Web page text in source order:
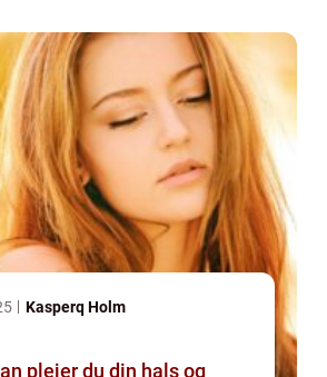
Kasperq Holm
plejer du din hals og